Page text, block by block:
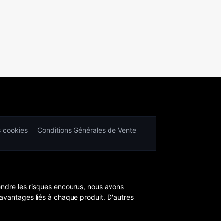
cookies Conditions Générales de Vente
les risques encourus, nous avons
liés à chaque produit. D'autres